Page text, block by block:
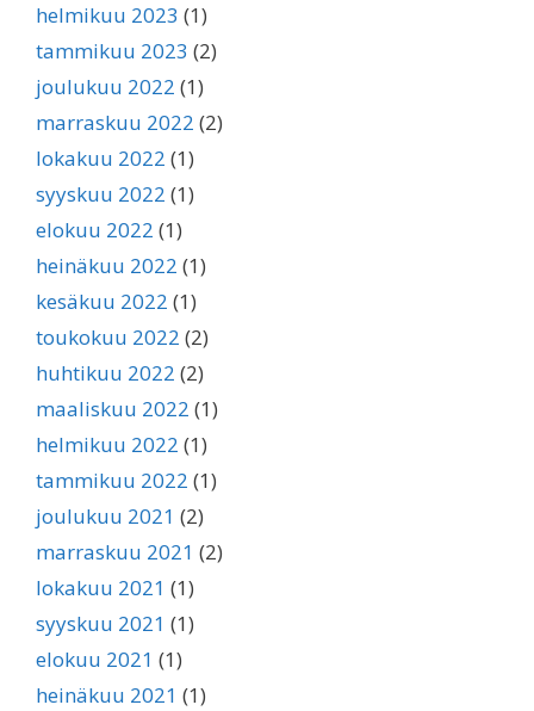
helmikuu 2023 (1)
tammikuu 2023 (2)
joulukuu 2022 (1)
marraskuu 2022 (2)
lokakuu 2022 (1)
syyskuu 2022 (1)
elokuu 2022 (1)
heinäkuu 2022 (1)
kesäkuu 2022 (1)
toukokuu 2022 (2)
huhtikuu 2022 (2)
maaliskuu 2022 (1)
helmikuu 2022 (1)
tammikuu 2022 (1)
joulukuu 2021 (2)
marraskuu 2021 (2)
lokakuu 2021 (1)
syyskuu 2021 (1)
elokuu 2021 (1)
heinäkuu 2021 (1)